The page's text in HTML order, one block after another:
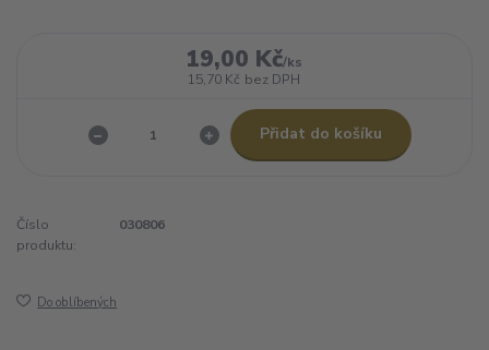
19,00 Kč/ks
15,70 Kč bez DPH
Přidat do košíku
Číslo
produktu:
030806
Do oblíbených